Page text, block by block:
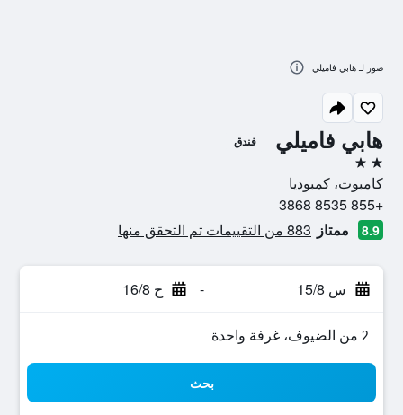
هابي فاميلي فندق
2 نجمتين
كامبوت، كمبوديا
+855 8535 3868
8.9 ممتاز 883 من التقييمات تم التحقق منها
س 15/8 - ح 16/8
2 من الضيوف، غرفة واحدة
بحث
صور لـ هابي فاميلي